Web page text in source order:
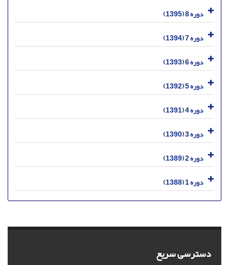
دوره 8 (1395)
دوره 7 (1394)
دوره 6 (1393)
دوره 5 (1392)
دوره 4 (1391)
دوره 3 (1390)
دوره 2 (1389)
دوره 1 (1388)
دسترسی سریع